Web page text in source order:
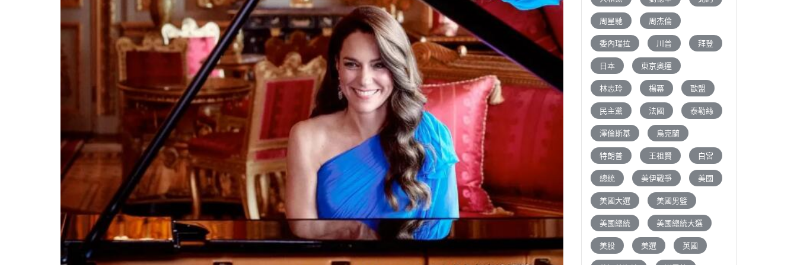
周星馳 周杰倫
委內瑞拉 川普 拜登
日本 東京奧運
林志玲 楊冪 歐盟
民主黨 法國 泰勒絲
澤倫斯基 烏克蘭
特朗普 王祖賢 白宮
總統 美伊戰爭 美國
美國大選 美國男籃
美國總統 美國總統大選
美股 美選 英國